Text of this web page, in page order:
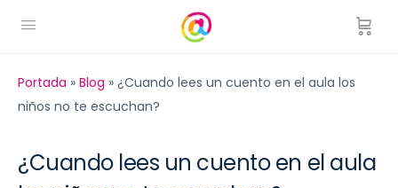
Portada » Blog » ¿Cuando lees un cuento en el aula los
niños no te escuchan?
¿Cuando lees un cuento en el aula